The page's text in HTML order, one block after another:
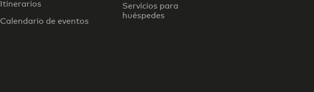
Itinerarios
Calendario de eventos
Servicios para
huéspedes